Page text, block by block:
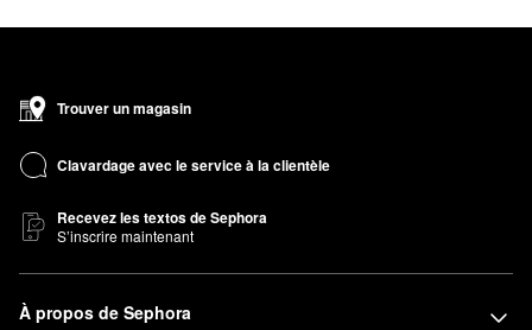
Trouver un magasin
Clavardage avec le service à la clientèle
Recevez les textos de Sephora
S’inscrire maintenant
À propos de Sephora